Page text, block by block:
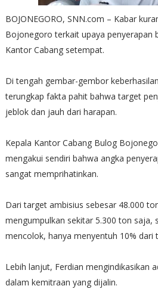
BOJONEGORO, SNN.com – Kabar
Bojonegoro terkait upaya penyerapan
Kantor Cabang setempat.
Di tengah gembar-gembor
terungkap fakta pahit bahwa target
jeblok dan jauh dari harapan.
Kepala Kantor Cabang Bulog
mengakui sendiri bahwa angka
sangat memprihatinkan.
Dari target ambisius sebesar 48.000
mengumpulkan sekitar 5.300 ton saja,
mencolok, hanya menyentuh 10% dari
Lebih lanjut, Ferdian mengindikasikan
dalam kemitraan yang dijalin.